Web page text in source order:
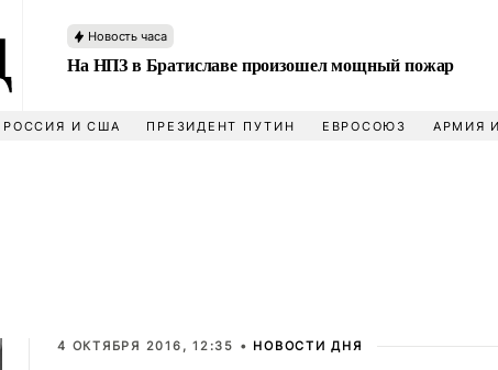
Новость часа
На НПЗ в Братиславе произошел мощный пожар
РОССИЯ И США ПРЕЗИДЕНТ ПУТИН ЕВРОСОЮЗ АРМИЯ
4 ОКТЯБРЯ 2016, 12:35 • НОВОСТИ ДНЯ